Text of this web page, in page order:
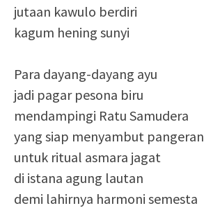
jutaan kawulo berdiri
kagum hening sunyi
Para dayang-dayang ayu
jadi pagar pesona biru
mendampingi Ratu Samudera
yang siap menyambut pangeran
untuk ritual asmara jagat
di istana agung lautan
demi lahirnya harmoni semesta